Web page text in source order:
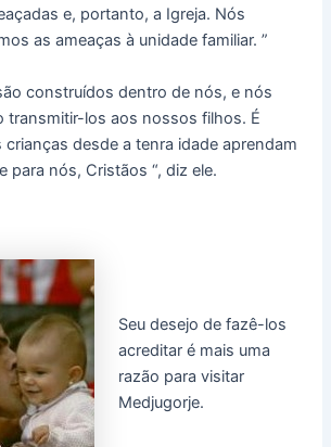
e, portanto, a Igreja. Nós
as ameaças à unidade familiar. ”
construídos dentro de nós, e nós
transmitir-los aos nossos filhos. É
desde a tenra idade aprendam
para nós, Cristãos “, diz ele.
Seu desejo de fazê-los
acreditar é mais uma
razão para visitar
Medjugorje.